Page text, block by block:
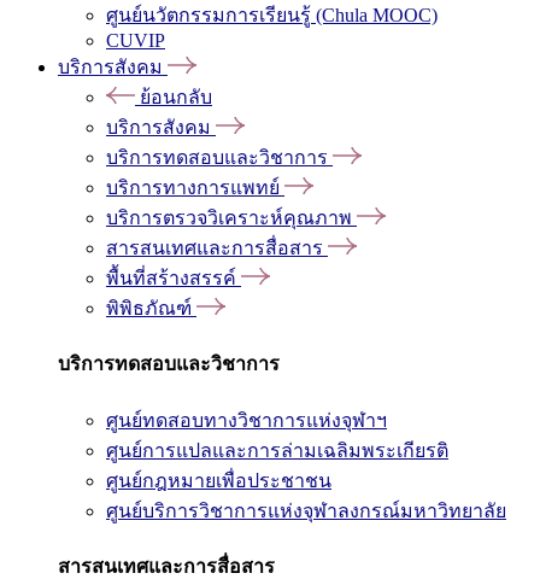
ศูนย์นวัตกรรมการเรียนรู้ (Chula MOOC)
CUVIP
บริการสังคม
ย้อนกลับ
บริการสังคม
บริการทดสอบและวิชาการ
บริการทางการแพทย์
บริการตรวจวิเคราะห์คุณภาพ
สารสนเทศและการสื่อสาร
พื้นที่สร้างสรรค์
พิพิธภัณฑ์
บริการทดสอบและวิชาการ
ศูนย์ทดสอบทางวิชาการแห่งจุฬาฯ
ศูนย์การแปลและการล่ามเฉลิมพระเกียรติ
ศูนย์กฎหมายเพื่อประชาชน
ศูนย์บริการวิชาการแห่งจุฬาลงกรณ์มหาวิทยาลัย
สารสนเทศและการสื่อสาร